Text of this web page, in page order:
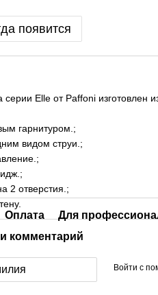
появится
Elle от Paffoni изготовлен
гарнитуром.;
видом струи.;
2 отверстия.;
Оплата Для
комментарий
Войти с